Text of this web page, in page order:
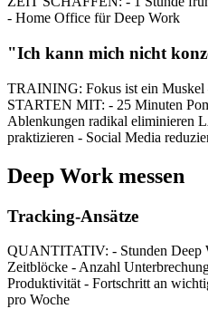
- Home Office für Deep Work
"Ich kann mich nicht
TRAINING: Fokus ist ein Muskel
STARTEN MIT: - 25 Minuten
Ablenkungen radikal eliminieren
praktizieren - Social Media
Deep Work messen
Tracking-Ansätze
QUANTITATIV: - Stunden Deep
Zeitblöcke - Anzahl
Produktivität - Fortschritt an
pro Woche